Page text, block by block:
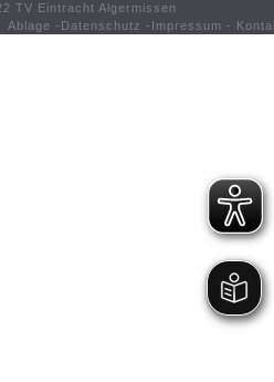
TV Eintracht Algermissen
Ablage - Datenschutz - Impressum -